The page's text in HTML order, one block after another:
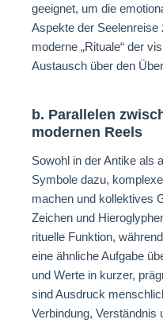
geeignet, um die
Aspekte der Seelenreise
moderne „Rituale“ der
Austausch über den
b. Parallelen
modernen Reels
Sowohl in der Antike als
Symbole dazu,
machen und kollektives
Zeichen und
rituelle Funktion,
eine ähnliche Aufgabe
und Werte in kurzer,
sind Ausdruck
Verbindung, Verständnis